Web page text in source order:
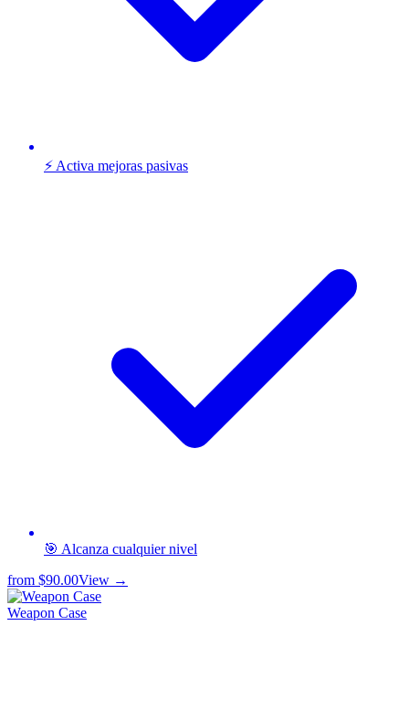
⚡ Activa mejoras pasivas
🎯 Alcanza cualquier nivel
from $90.00View →
Weapon Case